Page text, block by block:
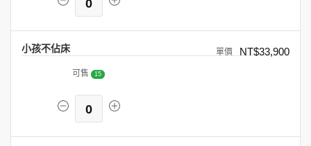
0
小孩不佔床 NT$33,900
可售 15
0